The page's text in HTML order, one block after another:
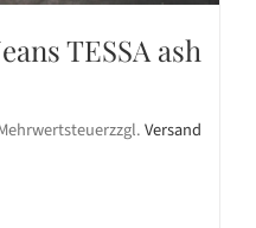
TESSA ash
zzgl.Versand